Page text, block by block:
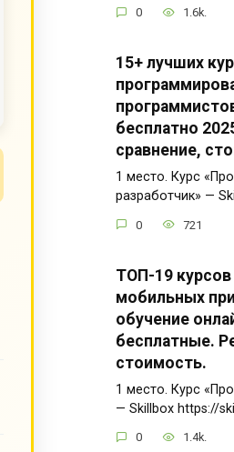
0 1.6k.
15+ лучших
бесплатно
сравнение,
1 место. Курс
разработчик» —
0 721
ТОП-19 курсов
мобильных
обучение
бесплатные.
стоимость.
1 место. Курс
— Skillbox https://
0 1.4k.